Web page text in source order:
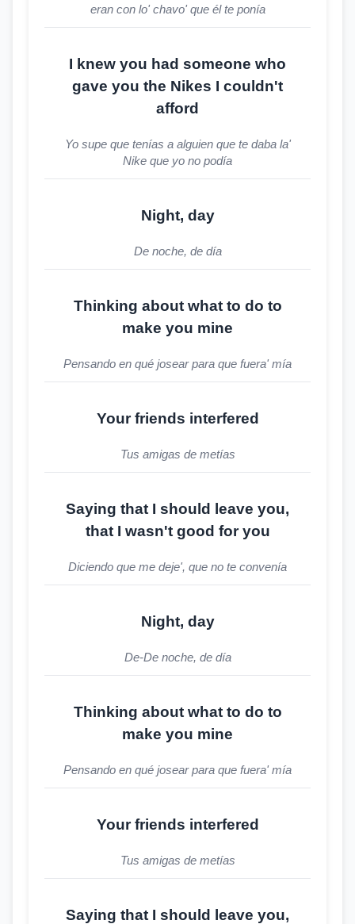
eran con lo' chavo' que él te ponía
I knew you had someone who
gave you the Nikes I couldn't
afford
Yo supe que tenías a alguien que te daba la'
Nike que yo no podía
Night, day
De noche, de día
Thinking about what to do to
make you mine
Pensando en qué josear para que fuera' mía
Your friends interfered
Tus amigas de metías
Saying that I should leave you,
that I wasn't good for you
Diciendo que me deje', que no te convenía
Night, day
De-De noche, de día
Thinking about what to do to
make you mine
Pensando en qué josear para que fuera' mía
Your friends interfered
Tus amigas de metías
Saying that I should leave you,